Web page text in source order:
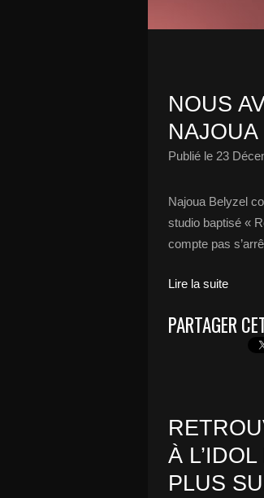
NOUS
NAJOUA
Publié le 23
Najoua Belyzel
studio baptisé «
compte pas
Lire la suite
PARTAGER
À
PLUS